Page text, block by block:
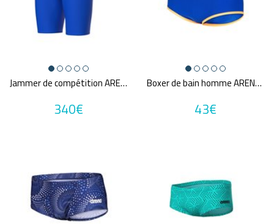
Jammer de compétition ARENA POWERSKIN VELOCE NEON BLAZE
340€
Boxer de bain homme ARENA MEN'S ARENA ONE LOW WAIST SHORT BIG LOGO
43€